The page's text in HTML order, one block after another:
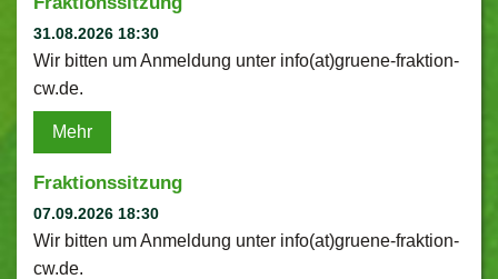
31.08.2026 18:30
Wir bitten um Anmeldung unter info(at)gruene-fraktion-
cw.de.
Mehr
Fraktionssitzung
07.09.2026 18:30
Wir bitten um Anmeldung unter info(at)gruene-fraktion-
cw.de.